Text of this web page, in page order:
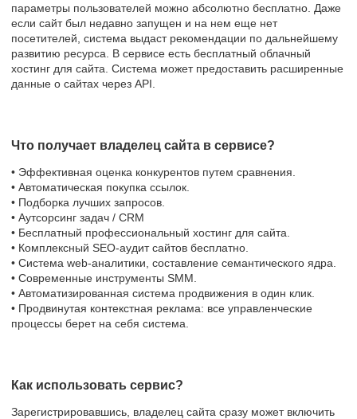
параметры пользователей можно абсолютно бесплатно. Даже
если сайт был недавно запущен и на нем еще нет
посетителей, система выдаст рекомендации по дальнейшему
развитию ресурса. В сервисе есть бесплатный облачный
хостинг для сайта. Система может предоставить расширенные
данные о сайтах через API.
Что получает владелец сайта в сервисе?
• Эффективная оценка конкурентов путем сравнения.
• Автоматическая покупка ссылок.
• Подборка лучших запросов.
• Аутсорсинг задач / CRM
• Бесплатный профессиональный хостинг для сайта.
• Комплексный SEO-аудит сайтов бесплатно.
• Система web-аналитики, составление семантического ядра.
• Современные инструменты SMM.
• Автоматизированная система продвижения в один клик.
• Продвинутая контекстная реклама: все управленческие
процессы берет на себя система.
Как использовать сервис?
Зарегистрировавшись, владелец сайта сразу может включить